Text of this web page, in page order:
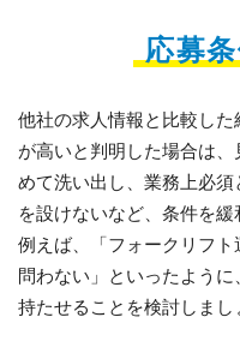
応募
他社の求人情報と比較し
が高いと判明した場合は
めて洗い出し、業務上必
を設けないなど、条件を緩
例えば、「フォークリフ
問わない」といったよう
持たせることを検討しまし